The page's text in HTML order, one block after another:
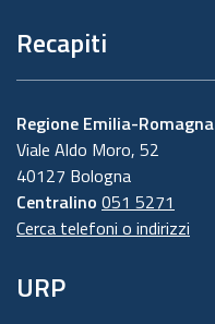
Recapiti
Regione Emilia-Romagna
Viale Aldo Moro, 52
40127 Bologna
Centralino 051 5271
Cerca telefoni o indirizzi
URP